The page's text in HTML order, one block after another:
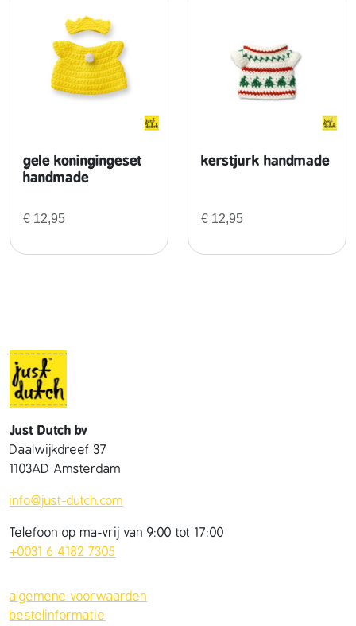
gele koningingeset
handmade
€ 12,95
kerstjurk handmade
€ 12,95
Just Dutch bv
Daalwijkdreef 37
1103AD Amsterdam
info@just-dutch.com
Telefoon op ma-vrij van 9:00 tot 17:00
+0031 6 4182 7305
algemene voorwaarden
bestelinformatie